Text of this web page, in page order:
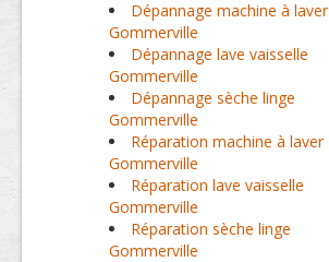
Dépannage machine à laver
Gommerville
Dépannage lave vaisselle
Gommerville
Dépannage sèche linge
Gommerville
Réparation machine à laver
Gommerville
Réparation lave vaisselle
Gommerville
Réparation sèche linge
Gommerville